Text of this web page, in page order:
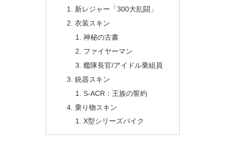
新レジャー「300大乱闘」
衣装スキン
神秘の古書
ファイヤーマン
艦隊長官/アイドル乗組員
銃器スキン
S-ACR：王族の誓約
乗り物スキン
X型シリーズバイク